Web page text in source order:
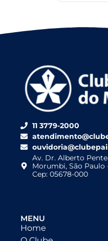
11 3779-2000
Av. Dr. Alberto
Morumbi, São Paulo
Cep: 05678-000
MENU
Home